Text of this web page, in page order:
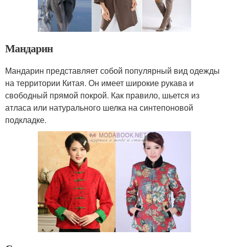
Мандарин
Мандарин представляет собой популярный вид одежды
на территории Китая. Он имеет широкие рукава и
свободный прямой покрой. Как правило, шьется из
атласа или натурального шелка на синтепоновой
подкладке.